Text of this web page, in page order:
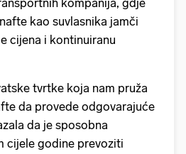
kompanija, gdje
kao suvlasnika jamči
cijena i kontinuiranu
tvrtke koja nam pruža
da provede odgovarajuće
da je sposobna
cijele godine prevoziti